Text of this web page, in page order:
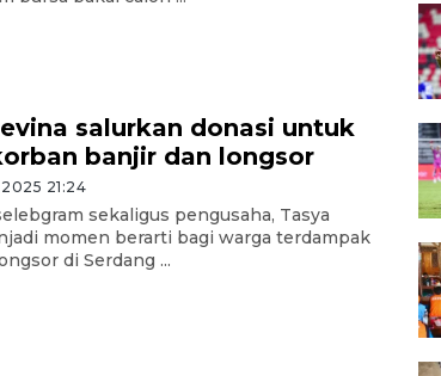
salurkan donasi untuk
banjir dan longsor
21:24
sekaligus pengusaha, Tasya
momen berarti bagi warga terdampak
di Serdang ...